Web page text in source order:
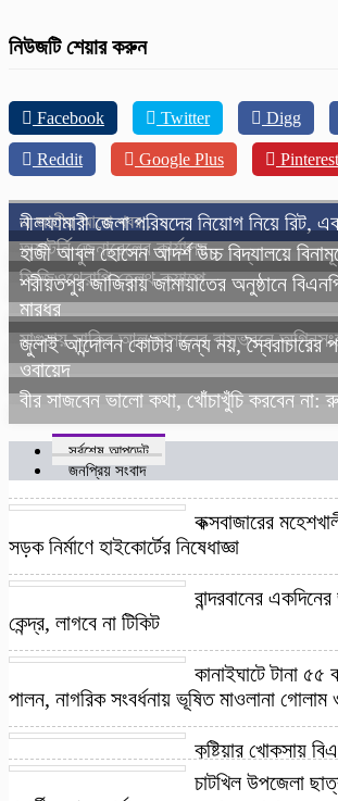
নিউজটি শেয়ার করুন
Facebook Twitter Digg
Reddit Google Plus Pinterest
এ জাতীয় আরো খবর..
নীলফামারী জেলা পরিষদের নিয়োগ নিয়ে রিট,
অ্যাটর্নি জেনারেলের কার্যালয়
হাজী আবুল হোসেন আদর্শ উচ্চ বিদ্যালয়ে
ফিজিওথেরাপি হেলথ ক্যাম্প
শরীয়তপুর জাজিরায় জামায়াতের অনুষ্ঠানে
মারধর
মাগুরায় সাকিব আল হাসানের বাসভবনে
জুলাই আন্দোলন কোটার জন্য নয়, স্বৈরাচারের
ওবায়েদ
বীর সাজবেন ভালো কথা, খোঁচাখুঁচি করবেন না:
সর্বশেষ আপডেট
জনপ্রিয় সংবাদ
কক্সবাজারের
সড়ক নির্মাণে হাইকোর্টের নিষেধাজ্ঞা
বান্দরবানের
কেন্দ্র, লাগবে না টিকিট
কানাইঘাটে টানা ৫৫
পালন, নাগরিক সংবর্ধনায় ভূষিত মাওলানা গোলাম
​কুষ্টিয়ার খোকসায়
হামলা, গুলিবর্ষণ ও ককটেল বিস্ফোরণের
চাটখিল উপজেলা